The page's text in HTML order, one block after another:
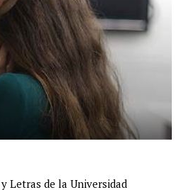
Letras de la Universidad